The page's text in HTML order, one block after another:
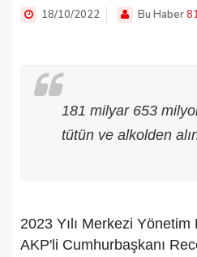
18/10/2022 Bu Haber
181 milyar 653
tütün ve alkolden
2023 Yılı Merkezi
AKP'li Cumhurbaşkanı